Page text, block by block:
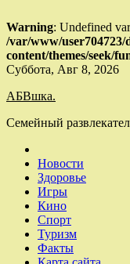
Warning: Undefined
/var/www/
content/themes/seek/
Skip
content
Суббота, Авг 8, 2026
АБВшка.
Семейный
Новости
Здоровье
Игры
Кино
Спорт
Туризм
Факты